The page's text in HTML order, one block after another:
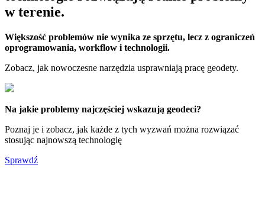
w terenie.
Większość problemów nie wynika ze sprzętu, lecz z ograniczeń
oprogramowania, workflow i technologii.
Zobacz, jak nowoczesne narzędzia usprawniają pracę geodety.
Na jakie problemy najczęściej wskazują geodeci?
Poznaj je i zobacz, jak każde z tych wyzwań można rozwiązać
stosując najnowszą technologię
Sprawdź